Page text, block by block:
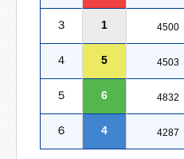
３ 1 4500
４ 5 4503
５ 6 4832
６ 4 4287